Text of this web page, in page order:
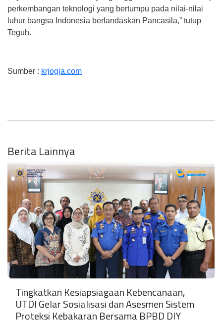
perkembangan teknologi yang bertumpu pada nilai-nilai
luhur bangsa Indonesia berlandaskan Pancasila,” tutup
Teguh.
Sumber : krjogja.com
Berita Lainnya
Tingkatkan Kesiapsiagaan Kebencanaan,
UTDI Gelar Sosialisasi dan Asesmen Sistem
Proteksi Kebakaran Bersama BPBD DIY